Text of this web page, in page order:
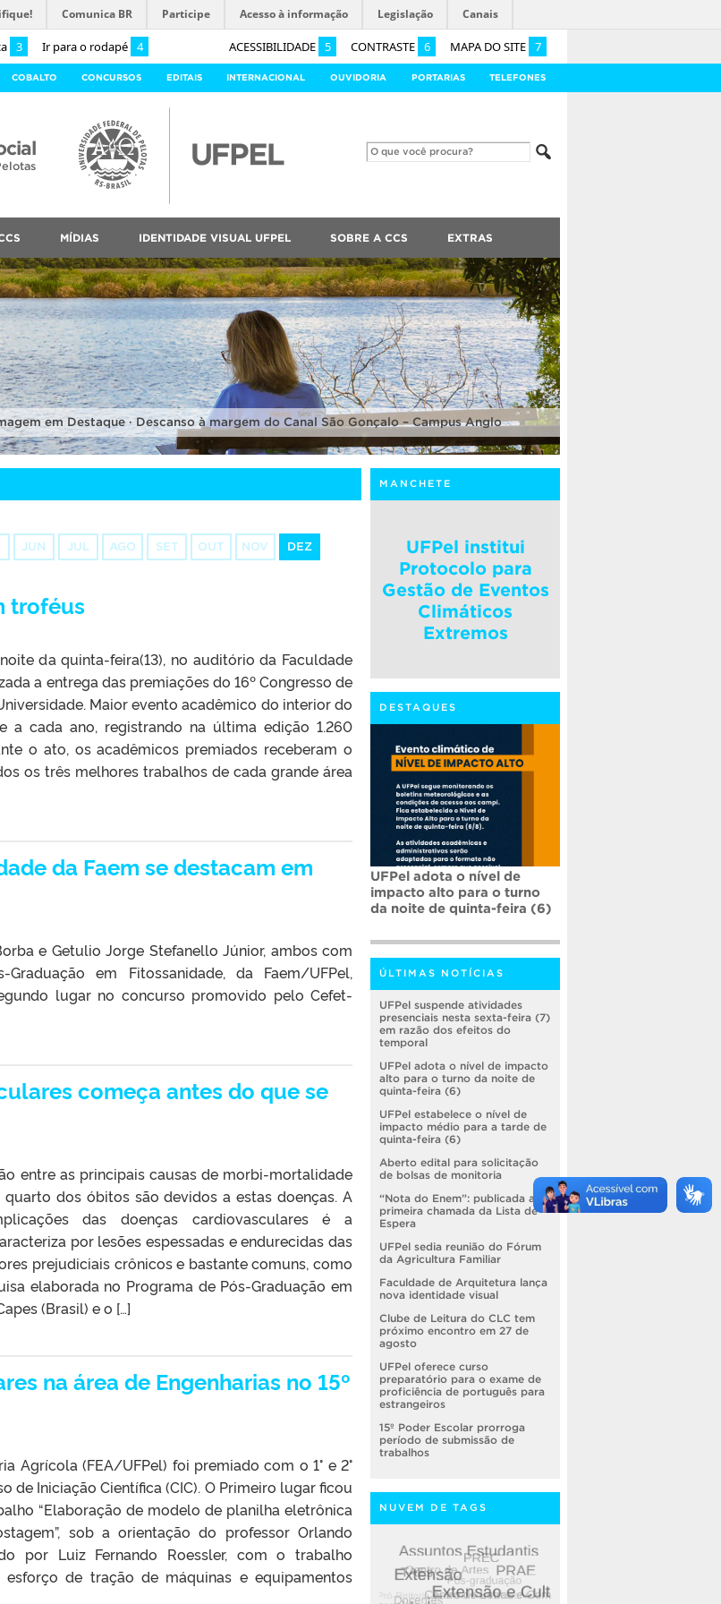
3 Ir para o rodapé 4 ACESSIBILIDADE 5 CONTRASTE 6 MAPA DO SITE 7
Comunica BR Participe Acesso à informação Legislação Canais
COBALTO CONCURSOS EDITAIS INTERNACIONAL OUVIDORIA PORTARIAS TELEFONES
MÍDIAS IDENTIDADE VISUAL UFPEL SOBRE A CCS EXTRAS
em Destaque · Descanso à margem do Canal São Gonçalo – Campus Anglo
JUN JUL AGO SET OUT NOV DEZ
troféus
da quinta-feira(13), no auditório da Faculdade
a entrega das premiações do 16º Congresso de
Maior evento acadêmico do interior do
a cada ano, registrando na última edição 1.260
o ato, os acadêmicos premiados receberam o
os três melhores trabalhos de cada grande área
da Faem se destacam em
e Getulio Jorge Stefanello Júnior, ambos com
em Fitossanidade, da Faem/UFPel,
lugar no concurso promovido pelo Cefet-
começa antes do que se
entre as principais causas de morbi-mortalidade
dos óbitos são devidos a estas doenças. A
das doenças cardiovasculares é a
por lesões espessadas e endurecidas das
prejudiciais crônicos e bastante comuns, como
elaborada no Programa de Pós-Graduação em
(Brasil) e o […]
na área de Engenharias no 15º
(FEA/UFPel) foi premiado com o 1° e 2°
de Iniciação Científica (CIC). O Primeiro lugar ficou
“Elaboração de modelo de planilha eletrônica
sob a orientação do professor Orlando
por Luiz Fernando Roessler, com o trabalho
de tração de máquinas e equipamentos
MANCHETE
UFPel institui
Protocolo para
Gestão de Eventos
Climáticos
Extremos
DESTAQUES
UFPel adota o nível de
impacto alto para o turno
da noite de quinta-feira (6)
ÚLTIMAS NOTÍCIAS
UFPel suspende atividades
presenciais nesta sexta-feira (7)
em razão dos efeitos do
temporal
UFPel adota o nível de impacto
alto para o turno da noite de
quinta-feira (6)
UFPel estabelece o nível de
impacto médio para a tarde de
quinta-feira (6)
Aberto edital para solicitação
de bolsas de monitoria
“Nota do Enem”: publicada a
primeira chamada da Lista de
Espera
UFPel sedia reunião do Fórum
da Agricultura Familiar
Faculdade de Arquitetura lança
nova identidade visual
Clube de Leitura do CLC tem
próximo encontro em 27 de
agosto
UFPel oferece curso
preparatório para o exame de
proficiência de português para
estrangeiros
15º Poder Escolar prorroga
período de submissão de
trabalhos
NUVEM DE TAGS